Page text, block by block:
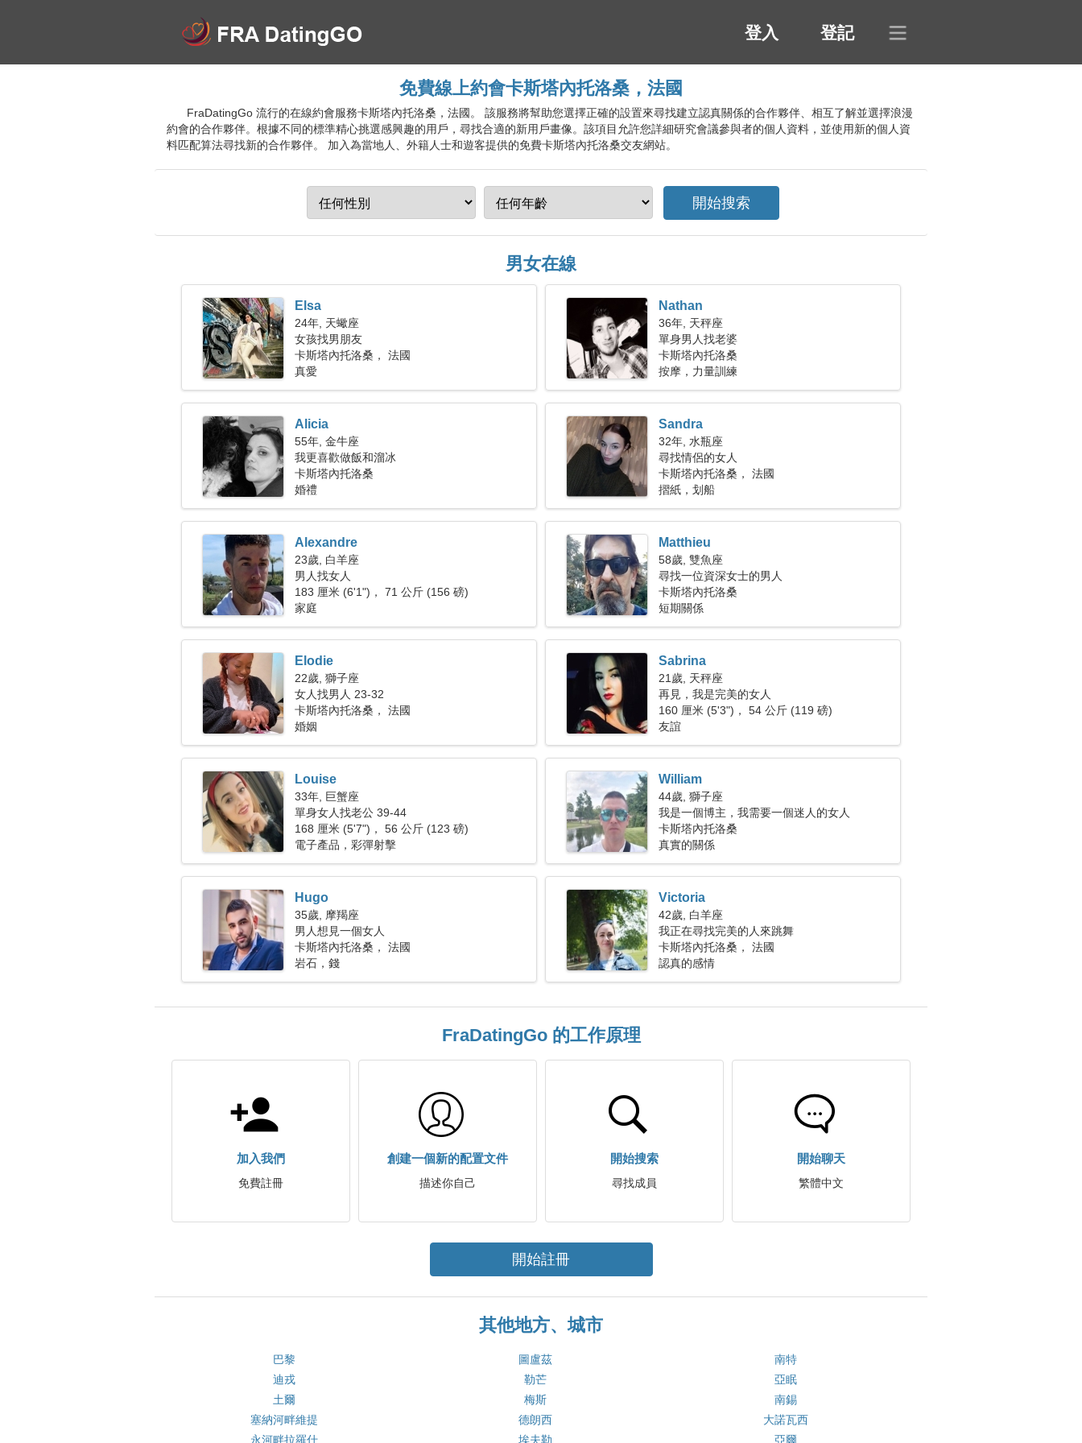
登入 登記
免費線上約會卡斯塔內托洛桑，法國
FraDatingGo 流行的在線約會服務卡斯塔內托洛桑，法國。 該服務將幫助您選擇正確的設置來尋找建立認真關係的合作夥伴、相互了解並選擇浪漫
約會的合作夥伴。根據不同的標準精心挑選感興趣的用戶，尋找合適的新用戶畫像。該項目允許您詳細研究會議參與者的個人資料，並使用新的個人資
料匹配算法尋找新的合作夥伴。 加入為當地人、外籍人士和遊客提供的免費卡斯塔內托洛桑交友網站。
男女在線
Elsa
24年, 天蠍座
女孩找男朋友
卡斯塔內托洛桑， 法國
真愛
Nathan
36年, 天秤座
單身男人找老婆
卡斯塔內托洛桑
按摩，力量訓練
Alicia
55年, 金牛座
我更喜歡做飯和溜冰
卡斯塔內托洛桑
婚禮
Sandra
32年, 水瓶座
尋找情侶的女人
卡斯塔內托洛桑， 法國
摺紙，划船
Alexandre
23歲, 白羊座
男人找女人
183 厘米 (6'1")， 71 公斤 (156 磅)
家庭
Matthieu
58歲, 雙魚座
尋找一位資深女士的男人
卡斯塔內托洛桑
短期關係
Elodie
22歲, 獅子座
女人找男人 23-32
卡斯塔內托洛桑， 法國
婚姻
Sabrina
21歲, 天秤座
再見，我是完美的女人
160 厘米 (5'3")， 54 公斤 (119 磅)
友誼
Louise
33年, 巨蟹座
單身女人找老公 39-44
168 厘米 (5'7")， 56 公斤 (123 磅)
電子產品，彩彈射擊
William
44歲, 獅子座
我是一個博主，我需要一個迷人的女人
卡斯塔內托洛桑
真實的關係
Hugo
35歲, 摩羯座
男人想見一個女人
卡斯塔內托洛桑， 法國
岩石，錢
Victoria
42歲, 白羊座
我正在尋找完美的人來跳舞
卡斯塔內托洛桑， 法國
認真的感情
FraDatingGo 的工作原理
加入我們
免費註冊
創建一個新的配置文件
描述你自己
開始搜索
尋找成員
開始聊天
繁體中文
開始註冊
其他地方、城市
巴黎 圖盧茲
南特
迪戎
勒芒
亞眠
土爾
梅斯
南錫
塞納河畔維提
德朗西
大諾瓦西
永河畔拉羅什
埃夫勒 亞爾